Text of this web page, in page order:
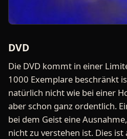
DVD
Die DVD kommt in einer
1000 Exemplare beschränkt
natürlich nicht wie bei einer
aber schon ganz ordentlich.
bei dem Geist eine
nicht zu verstehen ist. Dies